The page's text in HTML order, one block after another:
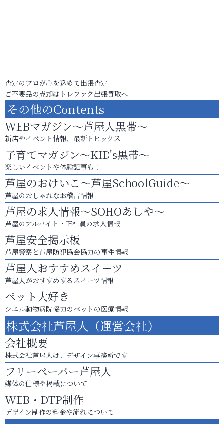
査定のプロが心を込めて出張査定
ご不要品の売却はトレファク出張買取へ
その他のContents
WEBマガジン～芦屋人黒帯～
新店やイベント情報、最新トピックス
子育てマガジン～KID's黒帯～
楽しいイベントや体験記事も！
芦屋のおけいこ～芦屋SchoolGuide～
芦屋のおしゃれなお稽古情報
芦屋の求人情報～SOHOあしや～
芦屋のアルバイト・正社員の求人情報
芦屋安全掲示板
芦屋警察と芦屋防犯協会協力の事件情報
芦屋人おすすめスイーツ
芦屋人がおすすめするスイーツ情報
ペット大好き
シエル動物病院協力のペットの医療情報
株式会社芦屋人（運営会社）
会社概要
株式会社芦屋人は、デザイン事務所です
フリーペーパー芦屋人
媒体の仕様や掲載について
WEB・DTP制作
デザイン制作の料金や流れについて